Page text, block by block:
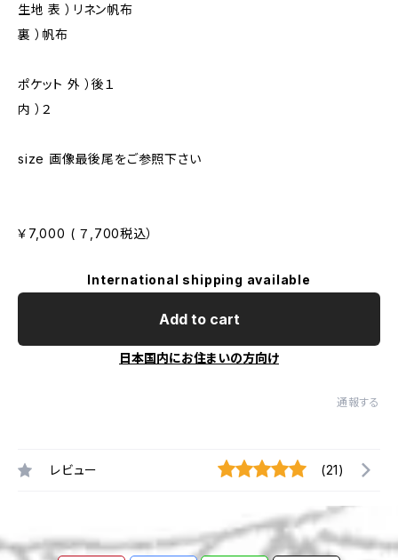
生地 表 ）リネン帆布
裏 ）帆布
ポケット 外 ）後１
内 ）２
size 画像最後尾をご参照下さい
￥7,000 ( ７,700税込）
International shipping available
Add to cart
日本国内にお住まいの方向け
通報する
レビュー (21)